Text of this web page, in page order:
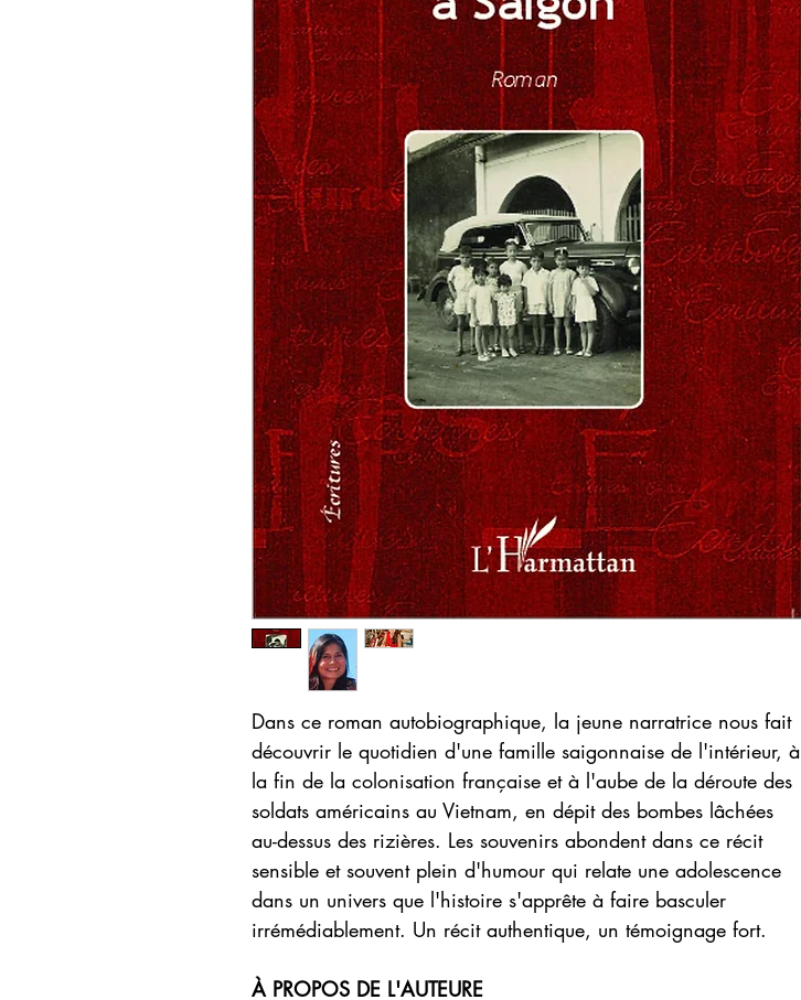
Dans ce roman autobiographique, la jeune narratrice nous fait
découvrir le quotidien d'une famille saigonnaise de l'intérieur, à
la fin de la colonisation française et à l'aube de la déroute des
soldats américains au Vietnam, en dépit des bombes lâchées
au-dessus des rizières. Les souvenirs abondent dans ce récit
sensible et souvent plein d'humour qui relate une adolescence
dans un univers que l'histoire s'apprête à faire basculer
irrémédiablement. Un récit authentique, un témoignage fort.
À PROPOS DE L'AUTEURE